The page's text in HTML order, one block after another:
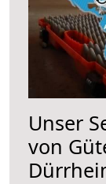
Unser
von